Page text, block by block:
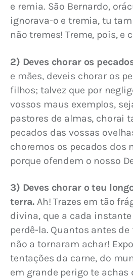
e remia. São Bernardo,
ignorava-o e tremia, tu
não tremes! Treme, pois, e
2) Deves chorar os
e mães, deveis chorar os
filhos; talvez que por
vossos maus exemplos,
pastores de almas, chorai
pecados das vossas
choremos os pecados dos
porque ofendem o nosso
3) Deves chorar o teu
terra. Ah! Trazes em tão
divina, que a cada
perdê-la. Quantos antes
não a tornaram achar!
tentações da carne, do
em grande perigo te achas